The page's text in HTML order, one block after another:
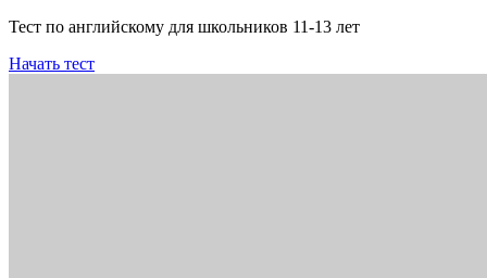
Тест по английскому для школьников 11-13 лет
Начать тест